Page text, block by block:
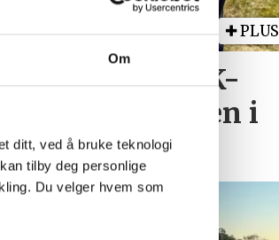
Om
ditt, ved å bruke teknologi
tilby deg personlige
Du velger hvem som
PLUS
etter Høllen FK-
miste plassen i